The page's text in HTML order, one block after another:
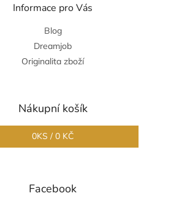
Informace pro Vás
Blog
Dreamjob
Originalita zboží
Nákupní košík
0KS / 0 KČ
Facebook